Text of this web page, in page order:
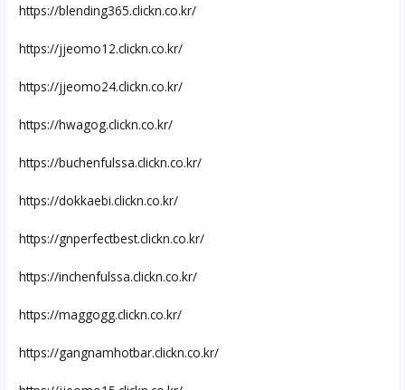
https://blending365.clickn.co.kr/
https://jjeomo12.clickn.co.kr/
https://jjeomo24.clickn.co.kr/
https://hwagog.clickn.co.kr/
https://buchenfulssa.clickn.co.kr/
https://dokkaebi.clickn.co.kr/
https://gnperfectbest.clickn.co.kr/
https://inchenfulssa.clickn.co.kr/
https://maggogg.clickn.co.kr/
https://gangnamhotbar.clickn.co.kr/